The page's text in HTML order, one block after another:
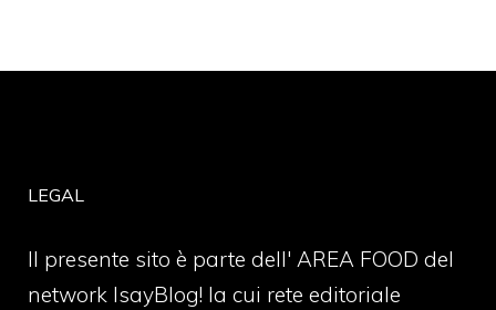
LEGAL
Il presente sito è parte dell' AREA FOOD del
network IsayBlog! la cui rete editoriale